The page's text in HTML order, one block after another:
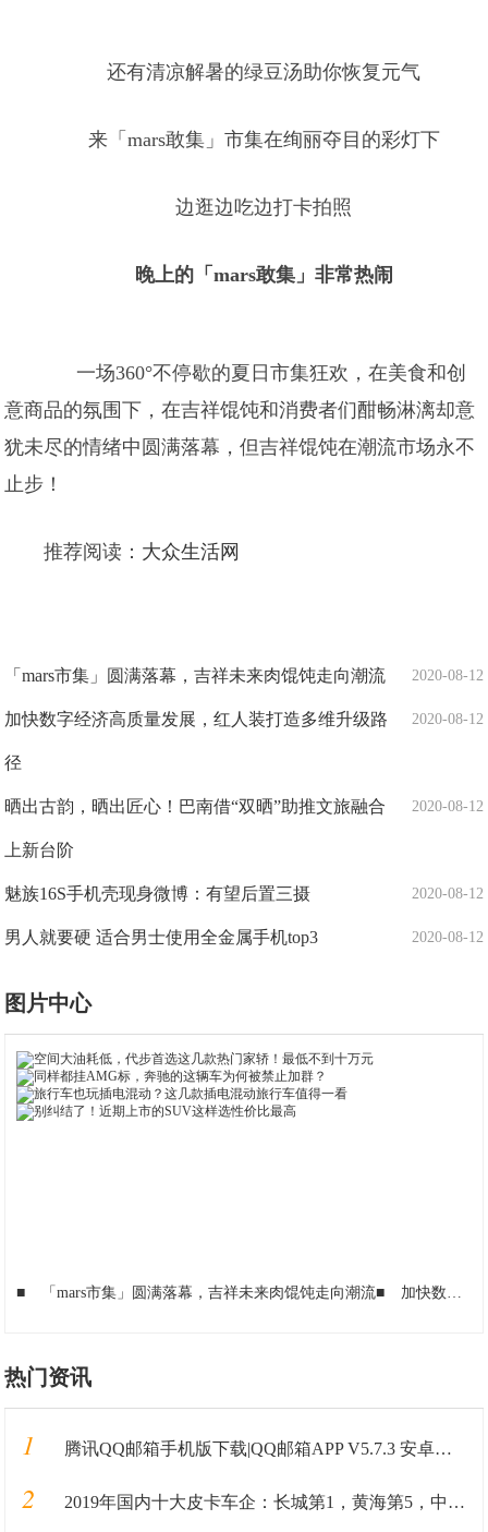
还有清凉解暑的绿豆汤助你恢复元气
来「mars敢集」市集在绚丽夺目的彩灯下
边逛边吃边打卡拍照
晚上的「mars敢集」非常热闹
一场360°不停歇的夏日市集狂欢，在美食和创
意商品的氛围下，在吉祥馄饨和消费者们酣畅淋漓却意
犹未尽的情绪中圆满落幕，但吉祥馄饨在潮流市场永不
止步！
推荐阅读： 大众生活网
2020-08-12
「mars市集」圆满落幕，吉祥未来肉馄饨走向潮流
2020-08-12
加快数字经济高质量发展，红人装打造多维升级路
径
2020-08-12
晒出古韵，晒出匠心！巴南借“双晒”助推文旅融合
上新台阶
2020-08-12
魅族16S手机壳现身微博：有望后置三摄
2020-08-12
男人就要硬 适合男士使用全金属手机top3
图片中心
■ 「mars市集」圆满落幕，吉祥未来肉馄饨走向潮流■ 加快数字经济高质量发展，红人装打造多维升级路径
热门资讯
1 腾讯QQ邮箱手机版下载|QQ邮箱APP V5.7.3 安卓最新版 下载_当下软件园
2 2019年国内十大皮卡车企：长城第1，黄海第5，中兴第8，大乘第10